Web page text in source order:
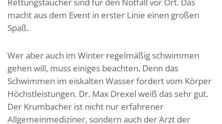
macht aus dem Event in erster Linie einen großen
Spaß.
Wer aber auch im Winter regelmäßig schwimmen
gehen will, muss einiges beachten. Denn das
Schwimmen im eiskalten Wasser fordert vom Körper
Höchstleistungen. Dr. Max Drexel weiß das sehr gut.
Der Krumbacher ist nicht nur erfahrener
Allgemeinmediziner, sondern auch der Arzt der